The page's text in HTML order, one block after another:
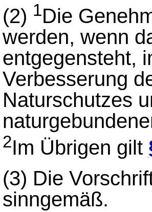
(2) 1Die
werden, wenn
entgegensteht,
Verbesserung
Naturschutzes
2Im Übrigen gilt
(3) Die
sinngemäß.